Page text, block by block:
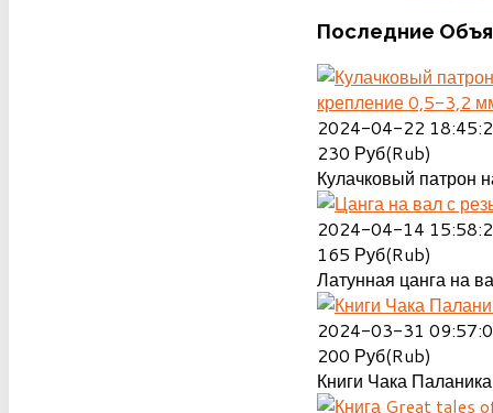
Последние
крепление 0,5-3,2
2024-04-22
230 Руб(Rub)
Кулачковый патрон
2024-04-14
165 Руб(Rub)
Латунная цанга на
2024-03-31
200 Руб(Rub)
Книги Чака